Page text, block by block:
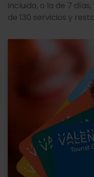
incluido, o la de 7
de 130 servicios y